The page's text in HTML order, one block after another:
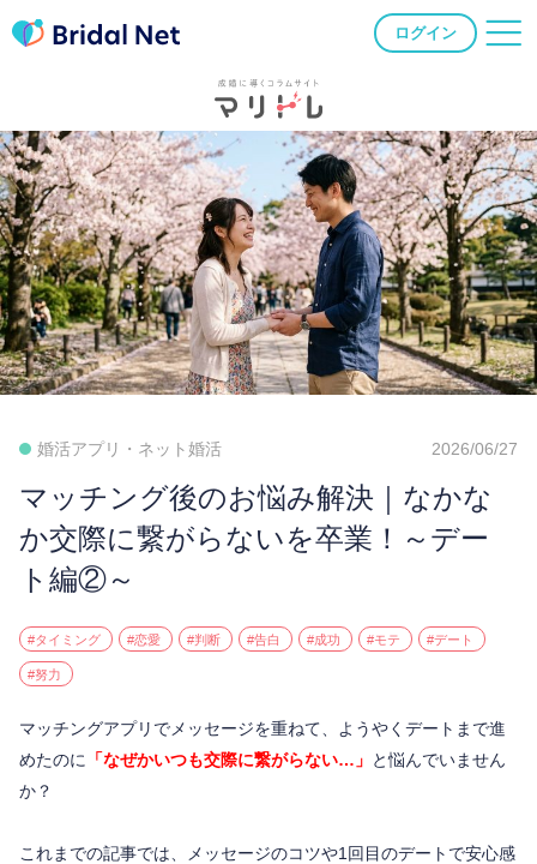
ログイン
婚活アプリ・ネット婚活 2026/06/27
マッチング後のお悩み解決｜なかな
か交際に繋がらないを卒業！～デー
ト編②～
#タイミング #恋愛 #判断 #告白 #成功 #モテ #デート
#努力
マッチングアプリでメッセージを重ねて、ようやくデートまで進
めたのに 「なぜかいつも交際に繋がらない…」 と悩んでいません
か？
これまでの記事では、メッセージのコツや1回目のデートで安心感